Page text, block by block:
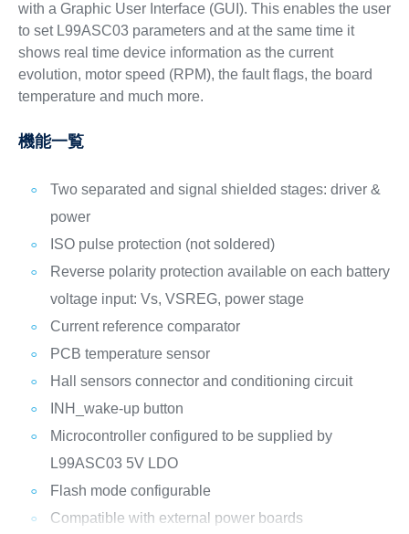
with a Graphic User Interface (GUI). This enables the user
to set L99ASC03 parameters and at the same time it
shows real time device information as the current
evolution, motor speed (RPM), the fault flags, the board
temperature and much more.
機能一覧
Two separated and signal shielded stages: driver &
power
ISO pulse protection (not soldered)
Reverse polarity protection available on each battery
voltage input: Vs, VSREG, power stage
Current reference comparator
PCB temperature sensor
Hall sensors connector and conditioning circuit
INH_wake-up button
Microcontroller configured to be supplied by
L99ASC03 5V LDO
Flash mode configurable
Compatible with external power boards